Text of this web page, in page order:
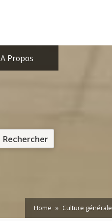
A Propos
Home Culture générale